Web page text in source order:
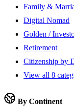
Family &
Digital Nomad
Golden /
Retirement
Citizenship by
View all 8
By Continent